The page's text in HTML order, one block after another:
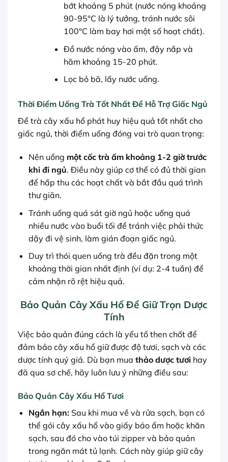
bớt khoảng 5 phút (nước nóng khoảng
90-95°C là lý tưởng, tránh nước sôi
100°C làm bay hơi một số hoạt chất).
Đổ nước nóng vào ấm, đậy nắp và
hãm khoảng 15-20 phút.
Lọc bỏ bã, lấy nước uống.
Thời Điểm Uống Trà Tốt Nhất Để Hỗ Trợ Giấc Ngủ
Để trà cây xấu hổ phát huy hiệu quả tốt nhất cho
giấc ngủ, thời điểm uống đóng vai trò quan trọng:
Nên uống một cốc trà ấm khoảng 1-2 giờ trước
khi đi ngủ. Điều này giúp cơ thể có đủ thời gian
để hấp thu các hoạt chất và bắt đầu quá trình
thư giãn.
Tránh uống quá sát giờ ngủ hoặc uống quá
nhiều nước vào buổi tối để tránh việc phải thức
dậy đi vệ sinh, làm gián đoạn giấc ngủ.
Duy trì thói quen uống trà đều đặn trong một
khoảng thời gian nhất định (ví dụ: 2-4 tuần) để
cảm nhận rõ rệt hiệu quả.
Bảo Quản Cây Xấu Hổ Để Giữ Trọn Dược
Tính
Việc bảo quản đúng cách là yếu tố then chốt để
đảm bảo cây xấu hổ giữ được độ tươi, sạch và các
dược tính quý giá. Dù bạn mua thảo dược tươi hay
đã qua sơ chế, hãy luôn lưu ý những điều sau:
Bảo Quản Cây Xấu Hổ Tươi
Ngắn hạn:Sau khi mua về và rửa sạch, bạn có
thể gói cây xấu hổ vào giấy báo ẩm hoặc khăn
sạch, sau đó cho vào túi zipper và bảo quản
trong ngăn mát tủ lạnh. Cách này giúp giữ cây